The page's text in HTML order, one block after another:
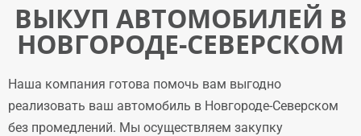
ВЫКУП АВТОМОБИЛЕЙ В
НОВГОРОДЕ-СЕВЕРСКОМ
Наша компания готова помочь вам выгодно
реализовать ваш автомобиль в Новгороде-Северском
без промедлений. Мы осуществляем закупку